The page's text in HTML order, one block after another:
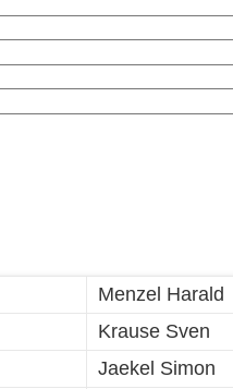
Menzel Harald
Krause Sven
Jaekel Simon